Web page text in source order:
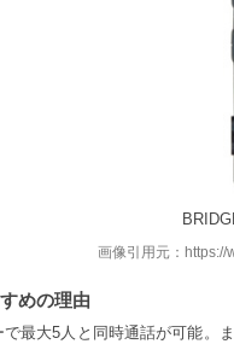
画像引用元：https://
めの理由
で最大5人と同時通話が可能。